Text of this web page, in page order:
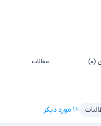
(۰) مقالات
+۱ مورد دیگر